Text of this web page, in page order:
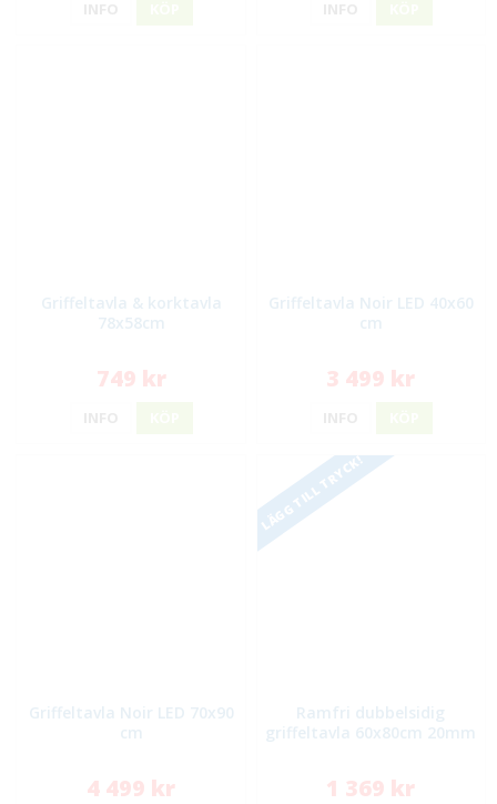
Griffeltavla & korktavla
78x58cm
749 kr
Griffeltavla Noir LED 40x60
cm
3 499 kr
Griffeltavla Noir LED 70x90
cm
4 499 kr
LÄGG TILL TRYCK!
Ramfri dubbelsidig
griffeltavla 60x80cm 20mm
1 369 kr